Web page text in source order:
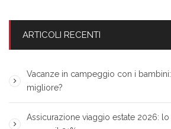
ARTICOLI RECENTI
Vacanze in campeggio con i
migliore?
Assicurazione viaggio estate 2026: